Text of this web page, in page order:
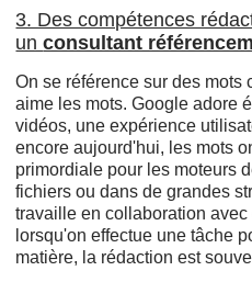
3. Des compétences
unconsultant
On se référence sur des mots
aime les mots. Google adore
vidéos, une expérience
encore aujourd'hui, les mots
primordiale pour les moteurs
fichiers ou dans de grandes
travaille en collaboration
lorsqu'on effectue une tâche
matière, la rédaction est